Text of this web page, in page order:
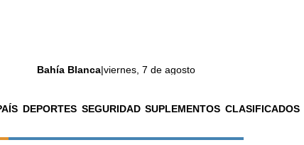
Bahía Blanca|viernes, 7 de agosto
DEPORTES SEGURIDAD SUPLEMENTOS CLASIFICADOS
ciudad